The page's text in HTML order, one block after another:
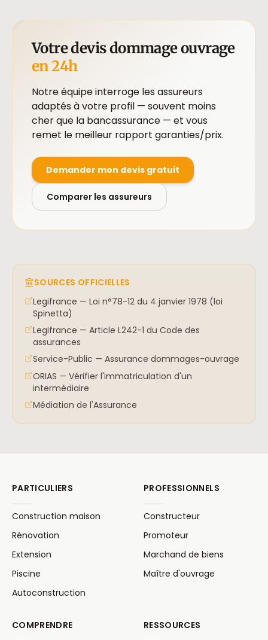
Votre devis dommage ouvrage
en 24h
Notre équipe interroge les assureurs
adaptés à votre profil — souvent moins
cher que la bancassurance — et vous
remet le meilleur rapport garanties/prix.
Demander mon devis gratuit
Comparer les assureurs
SOURCES OFFICIELLES
Legifrance — Loi n°78-12 du 4 janvier 1978 (loi
Spinetta)
Legifrance — Article L242-1 du Code des
assurances
Service-Public — Assurance dommages-ouvrage
ORIAS — Vérifier l'immatriculation d'un
intermédiaire
Médiation de l'Assurance
PARTICULIERS
Construction maison
Rénovation
Extension
Piscine
Autoconstruction
PROFESSIONNELS
Constructeur
Promoteur
Marchand de biens
Maître d'ouvrage
COMPRENDRE RESSOURCES